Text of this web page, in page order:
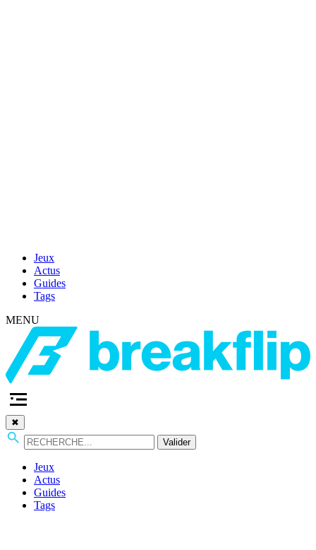
Jeux
Actus
Guides
Tags
MENU
✖
Valider
Jeux
Actus
Guides
Tags